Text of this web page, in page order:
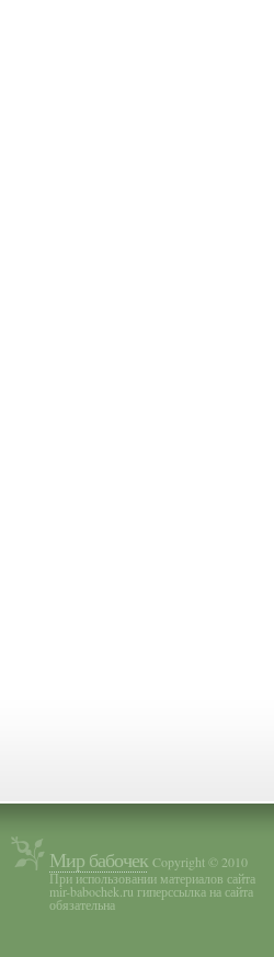
Мир бабочек Copyright © 2010
При использовании материалов сайта
mir-babochek.ru гиперссылка на сайта
обязательна